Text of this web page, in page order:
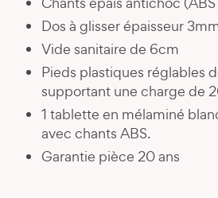
Dos à glisser épaisseur
Vide sanitaire de 6cm
Pieds plastiques réglables
supportant une charge de
1 tablette en mélaminé
avec chants ABS.
Garantie pièce 20 ans